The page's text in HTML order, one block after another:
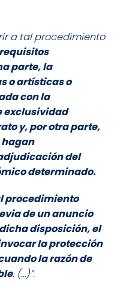
a tal procedimiento
parte, la
o artísticas o
con la
exclusividad
y, por otra parte,
hagan
del
determinado.
procedimiento
de un anuncio
disposición, el
la protección
la razón de
. (…)”.